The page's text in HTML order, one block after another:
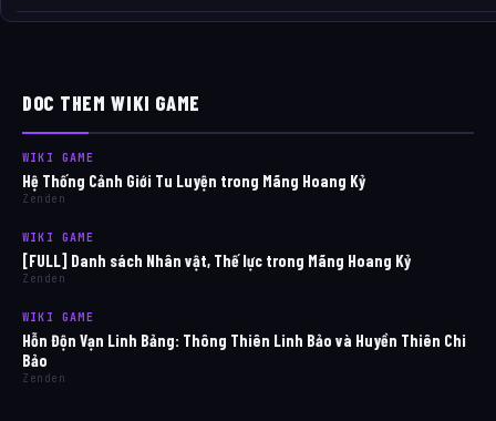
DOC THEM WIKI GAME
WIKI GAME
Hệ Thống Cảnh Giới Tu Luyện trong Mãng Hoang Kỷ
Zenden
WIKI GAME
[FULL] Danh sách Nhân vật, Thế lực trong Mãng Hoang Kỷ
Zenden
WIKI GAME
Hỗn Độn Vạn Linh Bảng: Thông Thiên Linh Bảo và Huyền Thiên Chi
Bảo
Zenden